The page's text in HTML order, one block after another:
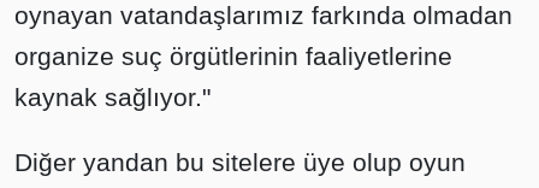
oynayan vatandaşlarımız farkında olmadan
organize suç örgütlerinin faaliyetlerine
kaynak sağlıyor."
Diğer yandan bu sitelere üye olup oyun